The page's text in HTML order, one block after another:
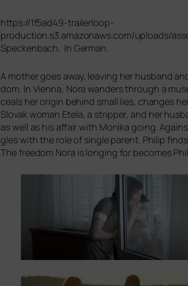
https://1f5ad49-trailerloop-
production.s3.amazonaws.com/uploads/
Speckenbach. In German.
A mother goes away, lea­ving her hus­band
dom. In Vienna, Nora wan­ders through a
ce­als her ori­gin behind small lies, chan­ges
Slovak woman Etela, a strip­per, and her
as well as his affair with Monika going.
gles with the role of sin­gle parent. Philip
The free­dom Nora is lon­ging for beco­mes